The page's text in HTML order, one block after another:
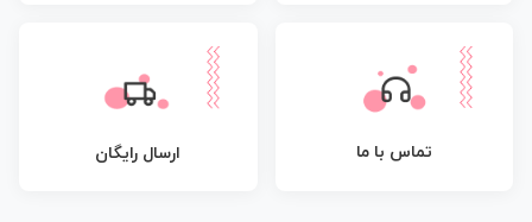
تماس با ما ارسال رایگان